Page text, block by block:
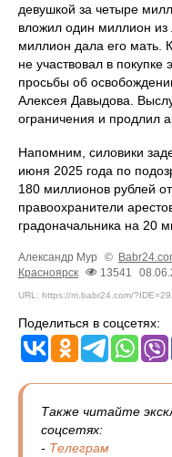
девушкой за четыре
вложил один миллион
миллион дала его мать.
не участвовал в
просьбы об
Алексея Давыдова.
ограничения и продлил
Напомним, силовики
июня 2025 года по
180 миллионов рублей
правоохранители
градоначальника на 20
Александр Мур ©
Красноярск
13541
URL: https://m.babr24.com/
Поделиться в соцсетях:
Также читайте
соцсетях:
- Телеграм